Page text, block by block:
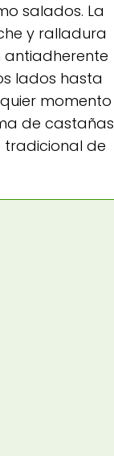
salados. La
y ralladura
antiadherente
lados hasta
momento
de castañas
de